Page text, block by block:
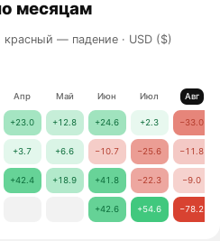
месяцам
красный — падение · USD ($)
Апр Май Июн Июл Авг
+23.0 +12.8 +24.6 +2.3 −33.0
+3.7 +6.6 −10.7 −25.6 −11.8
+42.4 +18.9 +41.8 −22.3 −9.0
+42.6 +54.6 −78.2